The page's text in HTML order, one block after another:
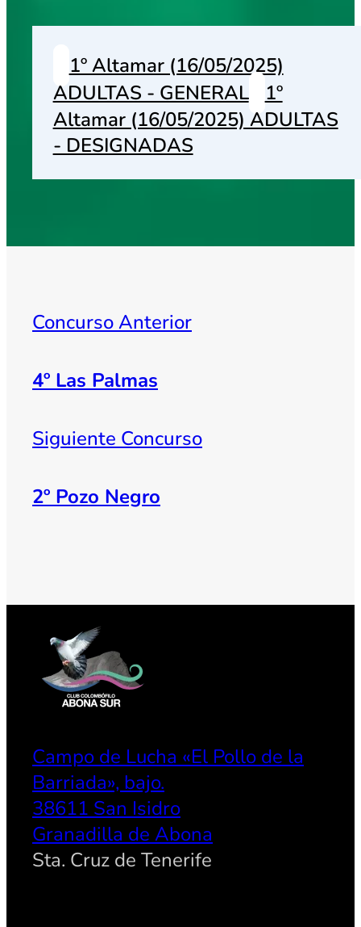
1º Altamar (16/05/2025)
ADULTAS - GENERAL
1º
Altamar (16/05/2025) ADULTAS
- DESIGNADAS
Concurso Anterior
4º Las Palmas
Siguiente Concurso
2º Pozo Negro
Campo de Lucha «El Pollo de la
Barriada», bajo.
38611 San Isidro
Granadilla de Abona
Sta. Cruz de Tenerife